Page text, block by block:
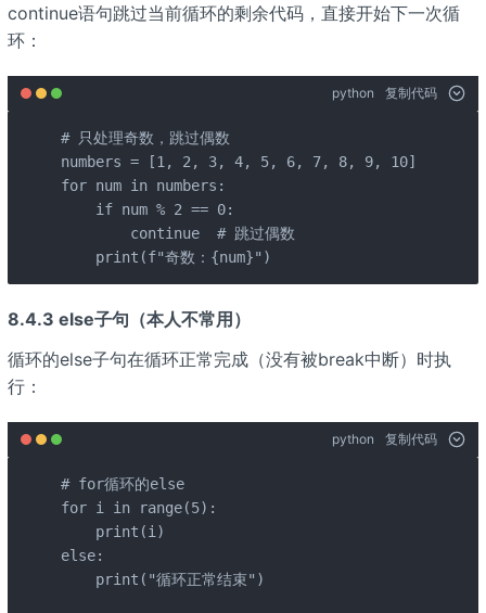
continue语句跳过当前循环的剩余代码，直接开始下一次循
环：
python 复制代码
# 只处理奇数，跳过偶数
numbers = [1, 2, 3, 4, 5, 6, 7, 8, 9, 10]
for num in numbers:
    if num % 2 == 0:
        continue  # 跳过偶数
    print(f"奇数：{num}")
8.4.3 else子句（本人不常用）
循环的else子句在循环正常完成（没有被break中断）时执
行：
python 复制代码
# for循环的else
for i in range(5):
    print(i)
else:
    print("循环正常结束")